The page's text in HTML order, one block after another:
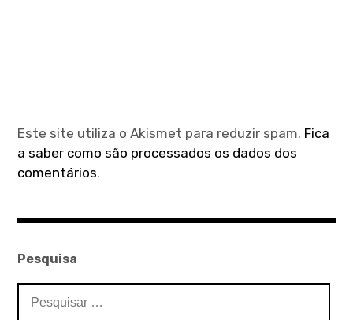
Este site utiliza o Akismet para reduzir spam. Fica
a saber como são processados os dados dos
comentários.
Pesquisa
por: